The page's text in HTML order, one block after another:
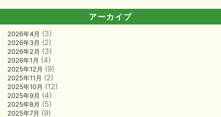
アーカイブ
2026年4月 (3)
2026年3月 (2)
2026年2月 (3)
2026年1月 (4)
2025年12月 (9)
2025年11月 (2)
2025年10月 (12)
2025年9月 (4)
2025年8月 (5)
2025年7月 (9)